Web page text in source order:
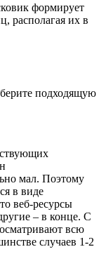
формирует
располагая их в
подходящую
мал. Поэтому
в виде
веб-ресурсы
– в конце. С
всю
случаев 1-2